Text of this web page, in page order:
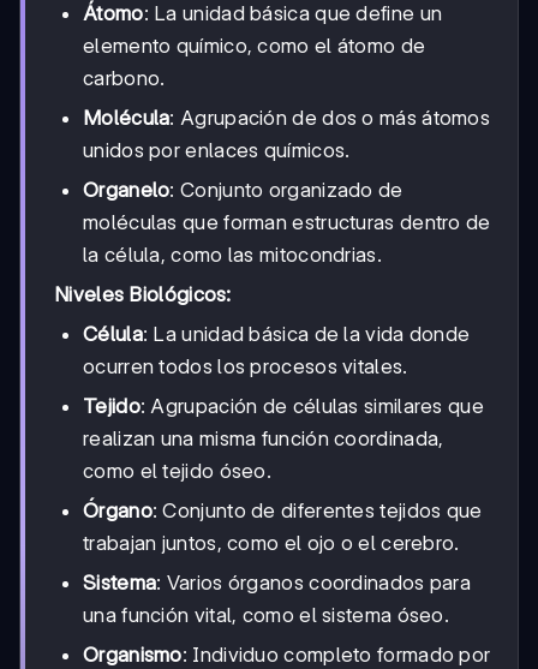
Átomo: La unidad básica que define un
elemento químico, como el átomo de
carbono.
Molécula: Agrupación de dos o más átomos
unidos por enlaces químicos.
Organelo: Conjunto organizado de
moléculas que forman estructuras dentro de
la célula, como las mitocondrias.
Niveles Biológicos:
Célula: La unidad básica de la vida donde
ocurren todos los procesos vitales.
Tejido: Agrupación de células similares que
realizan una misma función coordinada,
como el tejido óseo.
Órgano: Conjunto de diferentes tejidos que
trabajan juntos, como el ojo o el cerebro.
Sistema: Varios órganos coordinados para
una función vital, como el sistema óseo.
Organismo: Individuo completo formado por